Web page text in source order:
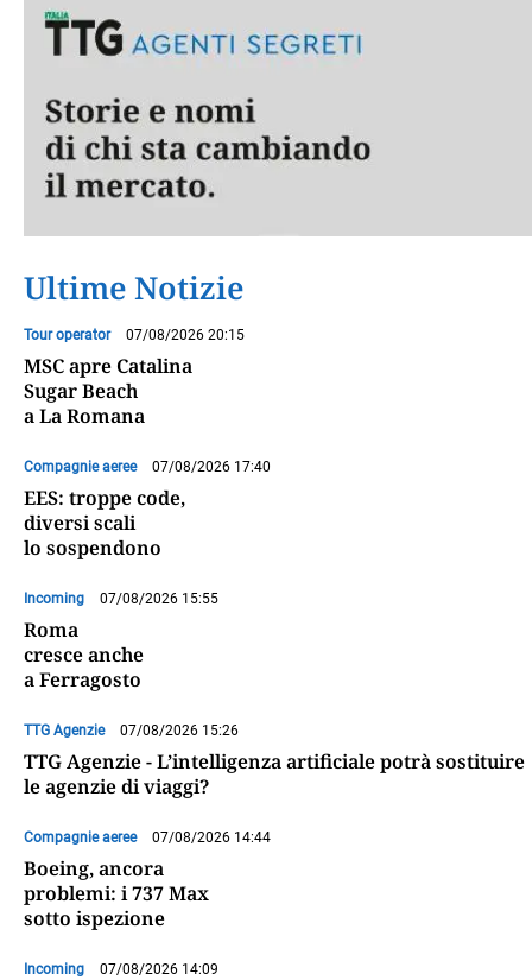
Ultime Notizie
Tour operator 07/08/2026 20:15
MSC apre Catalina
Sugar Beach
a La Romana
Compagnie aeree 07/08/2026 17:40
EES: troppe code,
diversi scali
lo sospendono
Incoming 07/08/2026 15:55
Roma
cresce anche
a Ferragosto
TTG Agenzie 07/08/2026 15:26
TTG Agenzie - L’intelligenza artificiale potrà sostituire
le agenzie di viaggi?
Compagnie aeree 07/08/2026 14:44
Boeing, ancora
problemi: i 737 Max
sotto ispezione
Incoming 07/08/2026 14:09